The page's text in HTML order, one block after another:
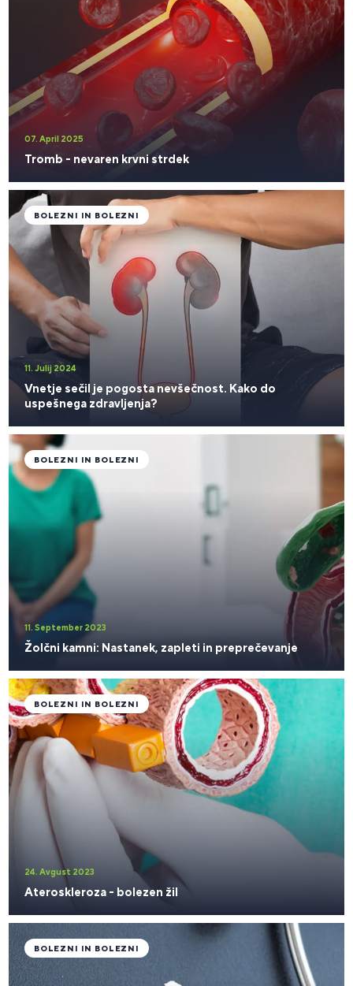
07. April 2025
Tromb - nevaren krvni strdek
11. Julij 2024
Vnetje sečil je pogosta nevšečnost. Kako do
uspešnega zdravljenja?
BOLEZNI IN BOLEZNI
11. September 2023
Žolčni kamni: Nastanek, zapleti in preprečevanje
BOLEZNI IN BOLEZNI
24. Avgust 2023
Ateroskleroza - bolezen žil
BOLEZNI IN BOLEZNI
BOLEZNI IN BOLEZNI